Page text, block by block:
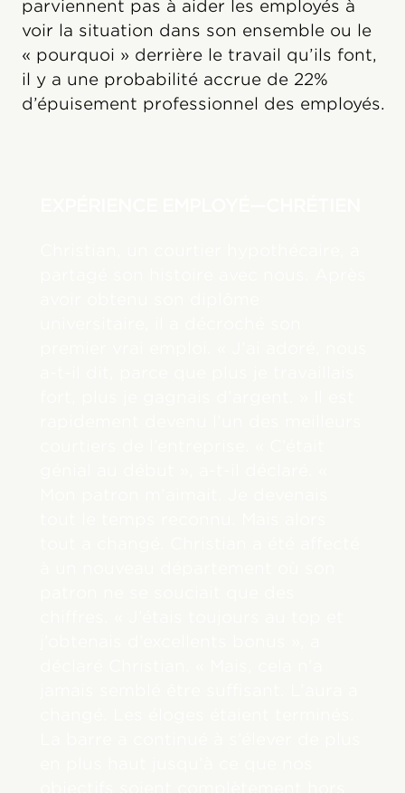
parviennent pas à aider les employés à
voir la situation dans son ensemble ou le
« pourquoi » derrière le travail qu’ils font,
il y a une probabilité accrue de 22%
d’épuisement professionnel des employés.